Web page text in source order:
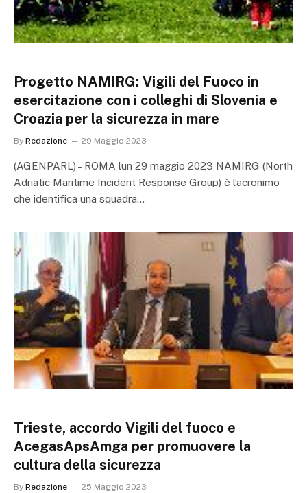
Progetto NAMIRG: Vigili del Fuoco in
esercitazione con i colleghi di Slovenia e
Croazia per la sicurezza in mare
By Redazione 29 Maggio 2023
(AGENPARL) – ROMA lun 29 maggio 2023 NAMIRG (North
Adriatic Maritime Incident Response Group) è l’acronimo
che identifica una squadra…
Trieste, accordo Vigili del fuoco e
AcegasApsAmga per promuovere la
cultura della sicurezza
By Redazione 25 Maggio 2023